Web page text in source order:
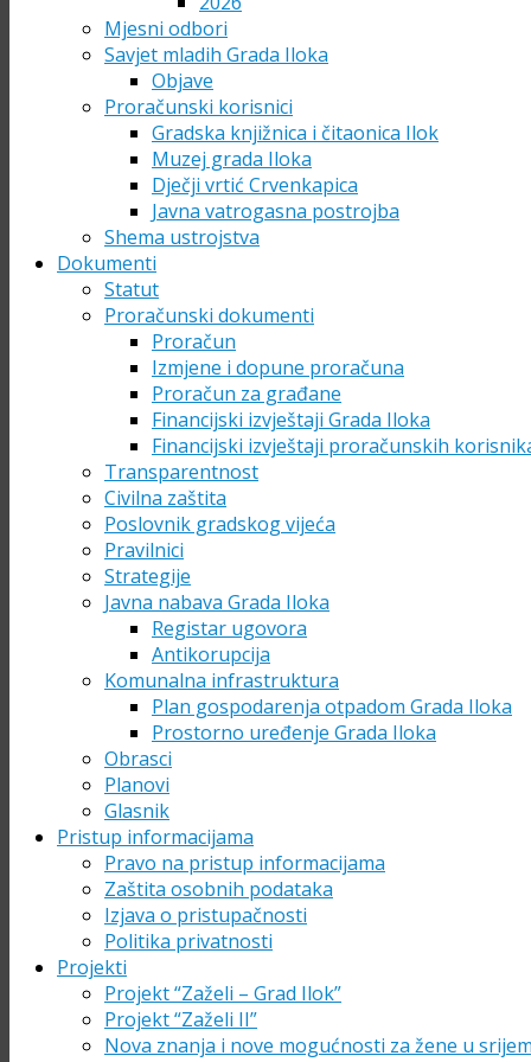
Mjesni odbori
Savjet mladih Grada Iloka
Objave
Proračunski korisnici
Gradska knjižnica i čitaonica Ilok
Muzej grada Iloka
Dječji vrtić Crvenkapica
Javna vatrogasna postrojba
Shema ustrojstva
Dokumenti
Statut
Proračunski dokumenti
Proračun
Izmjene i dopune proračuna
Proračun za građane
Financijski izvještaji Grada Iloka
Financijski izvještaji proračunskih
Transparentnost
Civilna zaštita
Poslovnik gradskog vijeća
Pravilnici
Strategije
Javna nabava Grada Iloka
Registar ugovora
Antikorupcija
Komunalna infrastruktura
Plan gospodarenja otpadom Grada Iloka
Prostorno uređenje Grada Iloka
Obrasci
Planovi
Glasnik
Pristup informacijama
Pravo na pristup informacijama
Zaštita osobnih podataka
Izjava o pristupačnosti
Politika privatnosti
Projekti
Projekt “Zaželi – Grad Ilok”
Projekt “Zaželi II”
Nova znanja i nove mogućnosti za žene u